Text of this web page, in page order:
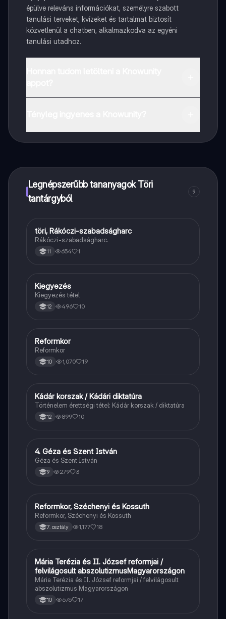
épülve releváns információkat, személyre szabott
tanulási terveket, kvízeket és tartalmat biztosít
közvetlenül a chatben, alkalmazkodva az egyéni
tanulási utadhoz.
Legnépszerűbb tananyagok Töri
tantárgyból
9
Töri
töri, Rákóczi-szabadságharc
Rákóczi-szabadságharc.
11 654 1
Töri
Kiegyezés
Kiegyezés tétel
12 496 10
Töri
Reformkor
Reformkor
10 1,070 19
Töri
Kádár korszak / Kádári diktatúra
Történelem érettségi tétel: Kádár korszak / diktatúra
12 899 10
Töri
4. Géza és Szent István
Géza és Szent István
9 279 3
Töri
Reformkor, Széchenyi és Kossuth
Reformkor, Széchenyi és Kossuth
7. osztály 1,177 18
Töri
Mária Terézia és II. József reformjai /
felvilágosult abszolutizmusMagyarországon
Mária Terézia és II. József reformjai / felvilágosult
abszolutizmus Magyarországon
10 676 17